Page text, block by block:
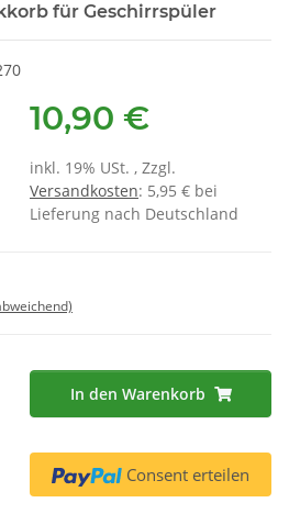
für Geschirrspüler
10,90 €
inkl. 19% USt. , Zzgl.
Versandkosten: 5,95 € bei
Lieferung nach Deutschland
In den Warenkorb
Consent erteilen
00312474 Pflegemittel für